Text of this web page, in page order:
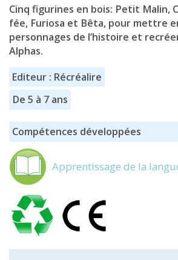
Cinq figurines en bois: Petit Malin,
fée, Furiosa et Bêta, pour mettre
personnages de l’histoire et
Alphas.
Editeur : Récréalire
De 5 à 7 ans
Compétences développées
Apprentissage de la